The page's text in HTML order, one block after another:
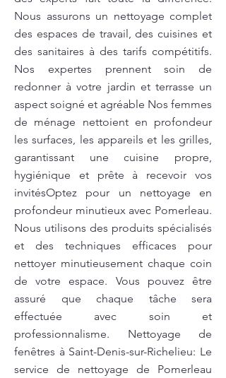
Nous assurons un nettoyage complet
des espaces de travail, des cuisines et
des sanitaires à des tarifs compétitifs.
Nos expertes prennent soin de
redonner à votre jardin et terrasse un
aspect soigné et agréable Nos femmes
de ménage nettoient en profondeur
les surfaces, les appareils et les grilles,
garantissant une cuisine propre,
hygiénique et prête à recevoir vos
invitésOptez pour un nettoyage en
profondeur minutieux avec Pomerleau.
Nous utilisons des produits spécialisés
et des techniques efficaces pour
nettoyer minutieusement chaque coin
de votre espace. Vous pouvez être
assuré que chaque tâche sera
effectuée avec soin et
professionnalisme. Nettoyage de
fenêtres à Saint-Denis-sur-Richelieu: Le
service de nettoyage de Pomerleau